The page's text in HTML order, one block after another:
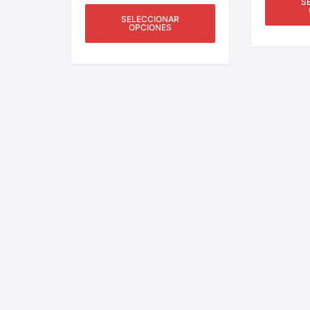
SELECCIONAR
OPCIONES